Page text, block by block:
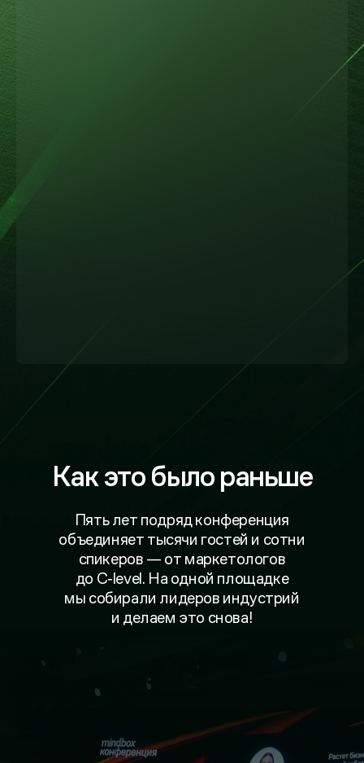
Как это былораньше
Пять лет подряд конференция
объединяет тысячи гостей и сотни
спикеров — от маркетологов
до C‑level. На одной площадке
мы собирали лидеров индустрий
и делаем это снова!